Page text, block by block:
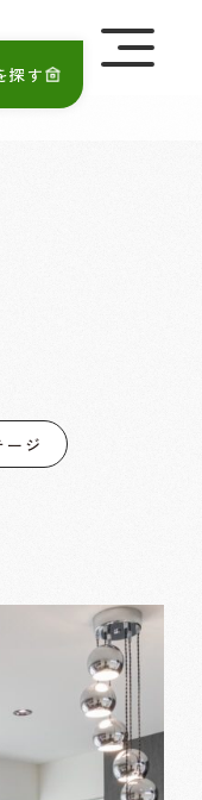
ージ
探す
、およびご質問